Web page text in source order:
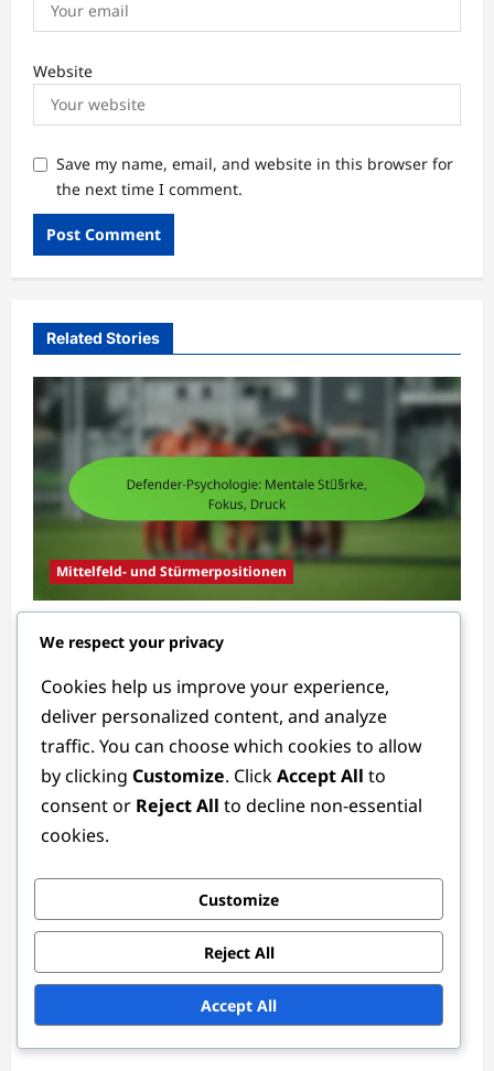
Website
Save my name, email, and website in this browser for
the next time I comment.
Related Stories
Mittelfeld- und Stürmerpositionen
Defender-Psychologie: Mentale Stärke,
Ethan Rivers 3 months ago 0
Mittelfeld- und Stürmerpositionen
Professioneller Mittelfeldspieler: Erfahrung,
Taktik, Widerstandsfähigkeit
We respect your privacy
Cookies help us improve your experience,
deliver personalized content, and analyze
traffic. You can choose which cookies to allow
by clicking Customize. ClickAccept All to
consent or Reject All to decline non-essential
cookies.
Customize
Reject All
Accept All